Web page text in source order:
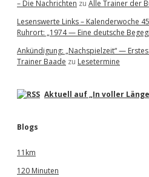
– Die Nachrichten zu Alle Trainer der
Lesenswerte Links – Kalenderwoche
Ruhrort: „1974 — Eine deutsche
Ankündigung: „Nachspielzeit“ —
Trainer Baade zu Lesetermine
Aktuell auf „In voller
Blogs
11km
120 Minuten